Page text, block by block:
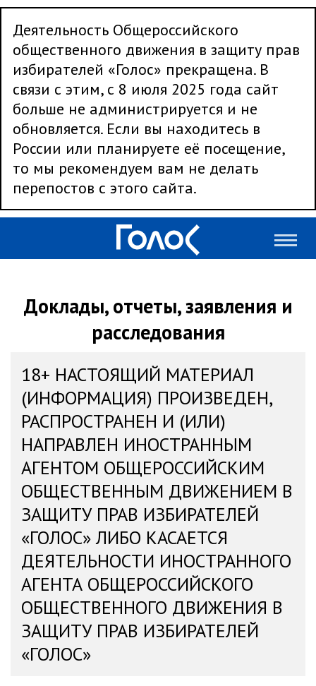
Деятельность Общероссийского
общественного движения в защиту прав
избирателей «Голос» прекращена. В
связи с этим, с 8 июля 2025 года сайт
больше не администрируется и не
обновляется. Если вы находитесь в
России или планируете её посещение,
то мы рекомендуем вам не делать
перепостов с этого сайта.
Доклады, отчеты, заявления и
расследования
18+ НАСТОЯЩИЙ МАТЕРИАЛ
(ИНФОРМАЦИЯ) ПРОИЗВЕДЕН,
РАСПРОСТРАНЕН И (ИЛИ)
НАПРАВЛЕН ИНОСТРАННЫМ
АГЕНТОМ ОБЩЕРОССИЙСКИМ
ОБЩЕСТВЕННЫМ ДВИЖЕНИЕМ В
ЗАЩИТУ ПРАВ ИЗБИРАТЕЛЕЙ
«ГОЛОС» ЛИБО КАСАЕТСЯ
ДЕЯТЕЛЬНОСТИ ИНОСТРАННОГО
АГЕНТА ОБЩЕРОССИЙСКОГО
ОБЩЕСТВЕННОГО ДВИЖЕНИЯ В
ЗАЩИТУ ПРАВ ИЗБИРАТЕЛЕЙ
«ГОЛОС»